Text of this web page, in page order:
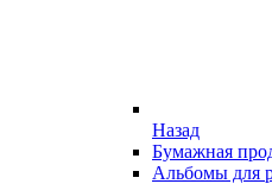
Назад
Бумажная
Альбомы для